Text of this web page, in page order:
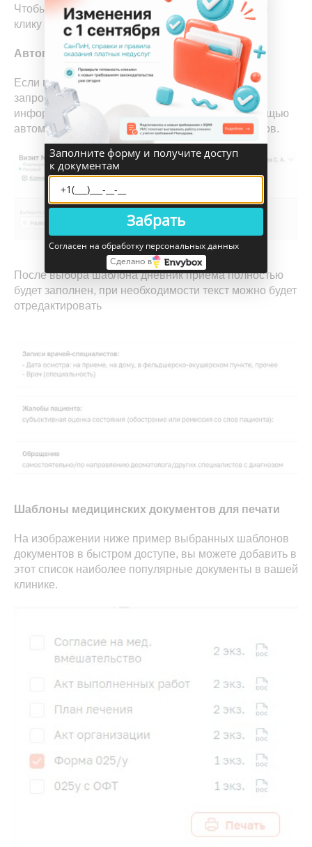
Чтобы заполнить поле нужно открыть область по
клику и ввести текст.
Автоподстановка информации о пациенте
Если в клинику обращаются с повторяющимися
запросами, можно использовать шаблоны
информации по визиту и ускорить работу с помощью
автоматического заполнения данных из шаблонов.
После выбора шаблона дневник приема полностью
будет заполнен, при необходимости текст можно будет
отредактировать
Шаблоны медицинских документов для печати
На изображении ниже пример выбранных шаблонов
документов в быстром доступе, вы можете добавить в
этот список наиболее популярные документы в вашей
клинике.
Заполните форму и получите доступ
к документам
Забрать
Согласен на обработку персональных данных
Сделано в